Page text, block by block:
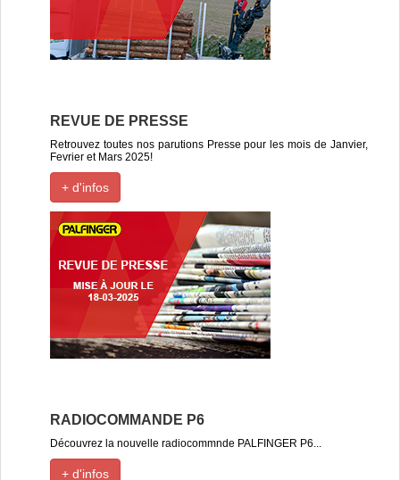
REVUE DE PRESSE
Retrouvez toutes nos parutions Presse pour les mois de Janvier,
Fevrier et Mars 2025!
+ d'infos
RADIOCOMMANDE P6
Découvrez la nouvelle radiocommnde PALFINGER P6...
+ d'infos